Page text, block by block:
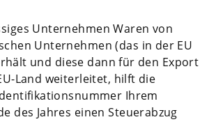
Unternehmen Waren von
Unternehmen (das in der EU
und diese dann für den Export
Land weiterleitet, hilft die
Ihrem
des Jahres einen Steuerabzug